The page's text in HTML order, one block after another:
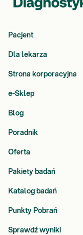
Pacjent
Dla lekarza
Strona korporacyjna
e-Sklep
Blog
Poradnik
Oferta
Pakiety badań
Katalog badań
Punkty Pobrań
Sprawdź wyniki